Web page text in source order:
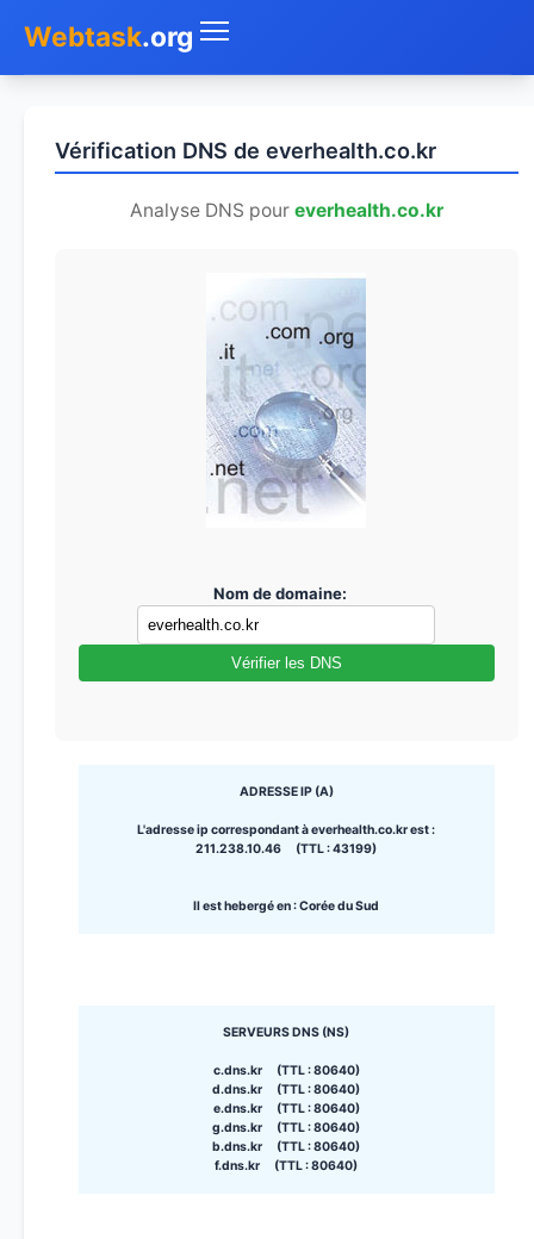
Webtask.org
Whois
Vérification DNS de everhealth.co.kr
Analyse DNS pour everhealth.co.kr
Nom de domaine:
Vérifier les DNS
ADRESSE IP (A)
L'adresse ip correspondant à everhealth.co.kr est :
211.238.10.46 (TTL : 43199)
Il est hebergé en : Corée du Sud
SERVEURS DNS (NS)
c.dns.kr (TTL : 80640)
d.dns.kr (TTL : 80640)
e.dns.kr (TTL : 80640)
g.dns.kr (TTL : 80640)
b.dns.kr (TTL : 80640)
f.dns.kr (TTL : 80640)